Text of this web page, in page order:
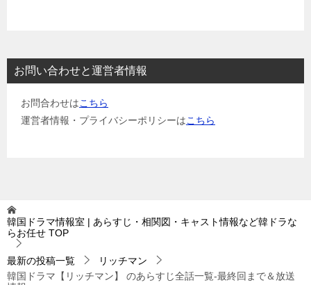
お問い合わせと運営者情報
お問合わせはこちら
運営者情報・プライバシーポリシーはこちら
韓国ドラマ情報室 | あらすじ・相関図・キャスト情報など韓ドラな
らお任せ TOP
最新の投稿一覧
リッチマン
韓国ドラマ【リッチマン】 のあらすじ全話一覧-最終回まで＆放送